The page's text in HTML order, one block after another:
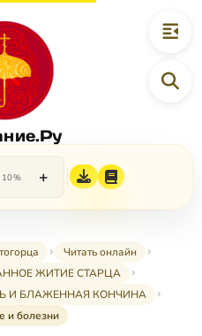
+
Читать онлайн
ЖИТИЕ СТАРЦА
И БЛАЖЕННАЯ КОНЧИНА
и болезни